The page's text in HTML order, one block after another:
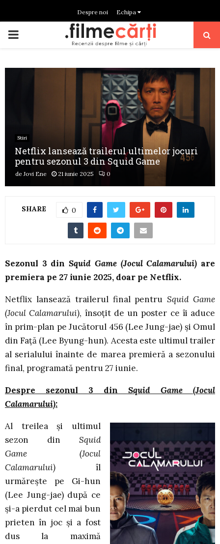
Despre noi Echipa
PRIMARY
Stiri
Netflix lansează trailerul ultimelor jocuri
pentru sezonul 3 din Squid Game
de Jovi Ene 21 iunie 2025 0
SHARE 0
Sezonul 3 din Squid Game (Jocul Calamarului) are
premiera pe 27 iunie 2025, doar pe Netflix.
Netflix lansează trailerul final pentruSquid Game
(Jocul Calamarului), însoțit de un poster ce îi aduce
în prim-plan pe Jucătorul 456 (Lee Jung-jae) și Omul
din Față (Lee Byung-hun). Acesta este ultimul trailer
al serialului înainte de marea premieră a sezonului
final, programată pentru 27 iunie.
Despre sezonul 3 din Squid Game (Jocul
Calamarului):
Al treilea și ultimul
sezon din Squid
Game
(Jocul
Calamarului) îl
urmărește pe Gi-hun
(Lee Jung-jae) după ce
și-a pierdut cel mai bun
prieten în joc și a fost
dus la maximă